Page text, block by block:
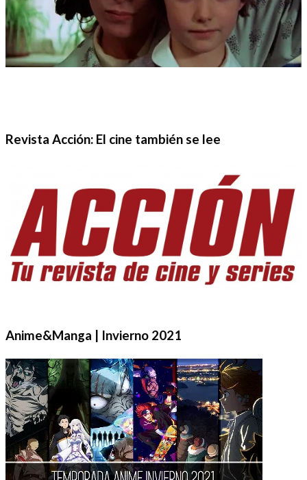
Revista Acción: El cine también se lee
Anime&Manga | Invierno 2021